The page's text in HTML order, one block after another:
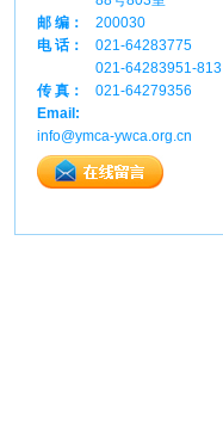
邮 编：
200030
电 话：
021-64283775
021-64283951-813
传 真：
021-64279356
Email:
info@ymca-ywca.org.cn